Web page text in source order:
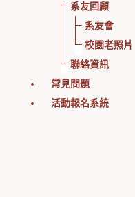
系友回顧
系友會
校園老照片
聯絡資訊
常見問題
活動報名系統